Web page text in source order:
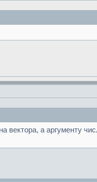
а аргументу